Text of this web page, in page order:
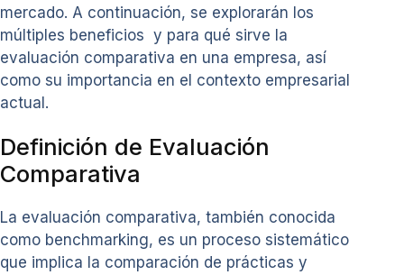
mercado. A continuación, se explorarán los
múltiples beneficios y para qué sirve la
evaluación comparativa en una empresa, así
como su importancia en el contexto empresarial
actual.
Definición de Evaluación
Comparativa
La evaluación comparativa, también conocida
como benchmarking, es un proceso sistemático
que implica la comparación de prácticas y